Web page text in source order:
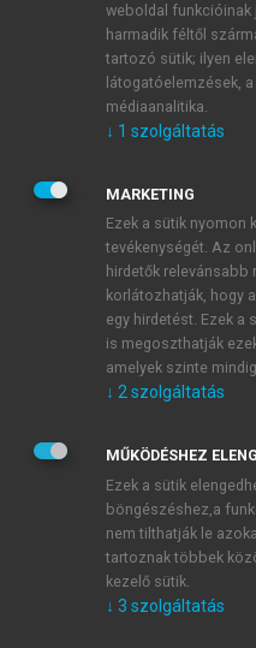
E-MAIL-CÍM
JELSZÓ
JELSZÓ ÚJRA
Kérek értesítést a
Kérek értesítést az
Adatkezelési
veszem és elfogadom.
Általános vásárlási
mersz.huoldalak
tudomásul veszem és
weboldal funkcióinak
harmadik féltől
tartozó sütik; ilyen
látogatóelemzések,
médiaanalitika.
↓ 1 szolgáltatás
MARKETING
Ezek a sütik nyomon
tevékenységét. Az
hirdetők relevánsabb
korlátozhatják, hogy
egy hirdetést. Ezek a
is megoszthatják
amelyek szinte
↓ 2 szolgáltatás
MŰKÖDÉSHEZ
Ezek a sütik
böngészéshez,a
nem tilthatják le
tartoznak többek
kezelő sütik.
↓ 3 szolgáltatás